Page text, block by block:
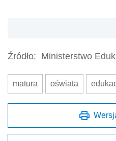
Źródło: Ministerstwo
matura oświata